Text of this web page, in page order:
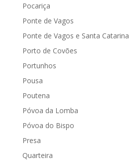
Pocariça
Ponte de Vagos
Ponte de Vagos e Santa Catarina
Porto de Covões
Portunhos
Pousa
Poutena
Póvoa da Lomba
Póvoa do Bispo
Presa
Quarteira